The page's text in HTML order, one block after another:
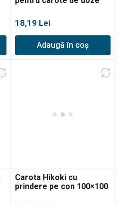
18,19 Lei
Adaugă în coș
Carota Hikoki cu
prindere pe con 100×100